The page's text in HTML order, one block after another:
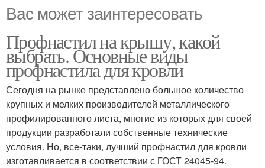
Вас может заинтересовать
Профнастил на крышу, какой
выбрать. Основные виды
профнастила для кровли
Сегодня на рынке представлено большое количество
крупных и мелких производителей металлического
профилированного листа, многие из которых для своей
продукции разработали собственные технические
условия. Но, все-таки, лучший профнастил для кровли
изготавливается в соответствии с ГОСТ 24045-94.